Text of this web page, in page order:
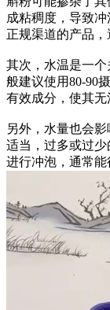
成粘稠度，导致
正规渠道的产品，
其次，水温是一
般建议使用80-90
有效成分，使其无
另外，水量也会
适当，过多或过
进行冲泡，通常能